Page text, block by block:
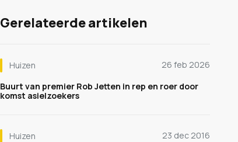
Gerelateerde artikelen
Huizen
26 feb 2026
Buurt van premier Rob Jetten in rep en roer door
komst asielzoekers
Huizen
23 dec 2016